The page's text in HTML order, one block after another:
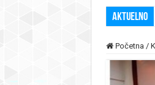
Aktuelno
Početna /